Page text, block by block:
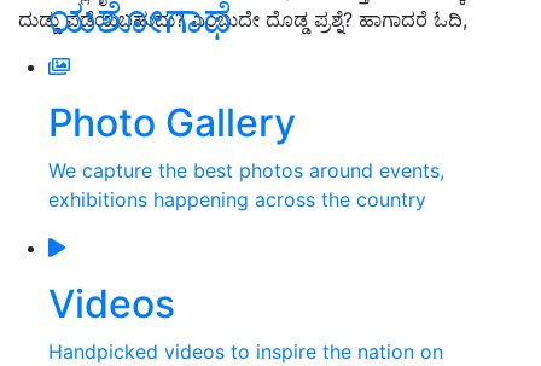
ಯಶೋಗಾಥೆ
Photo Gallery
We capture the best photos around events,
exhibitions happening across the country
Videos
Handpicked videos to inspire the nation on
ದುಡ್ಡು ಪಡೆಯಬಹುದು? ಎಂಬುದೇ ದೊಡ್ಡ ಪ್ರಶ್ನೆ? ಹಾಗಾದರೆ ಓದಿ,